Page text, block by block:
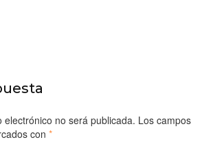
electrónico no será publicada. Los campos
con *